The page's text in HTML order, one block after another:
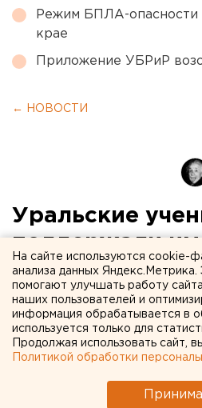
Режим БПЛА-опасности
крае
Приложение УБРиР
← НОВОСТИ
Уральские
поддержали
для аэропорта
На сайте используются cookie-
анализа данных Яндекс.Метрика.
помогают улучшать работу
наших пользователей и
информация обрабатывается в
используется только для
Продолжая использовать сайт,
Политикой обработки